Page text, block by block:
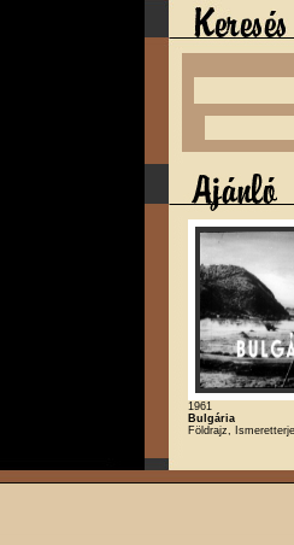
1961
Bulgária
Földrajz,